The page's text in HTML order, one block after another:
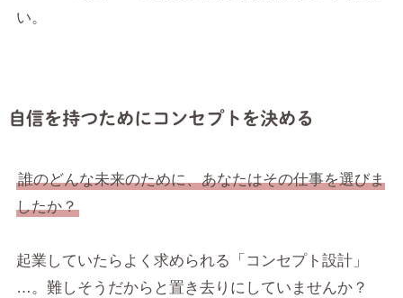
い。
自信を持つためにコンセプトを決める
誰のどんな未来のために、あなたはその仕事を選びま
したか？
起業していたらよく求められる「コンセプト設計」
…。難しそうだからと置き去りにしていませんか？